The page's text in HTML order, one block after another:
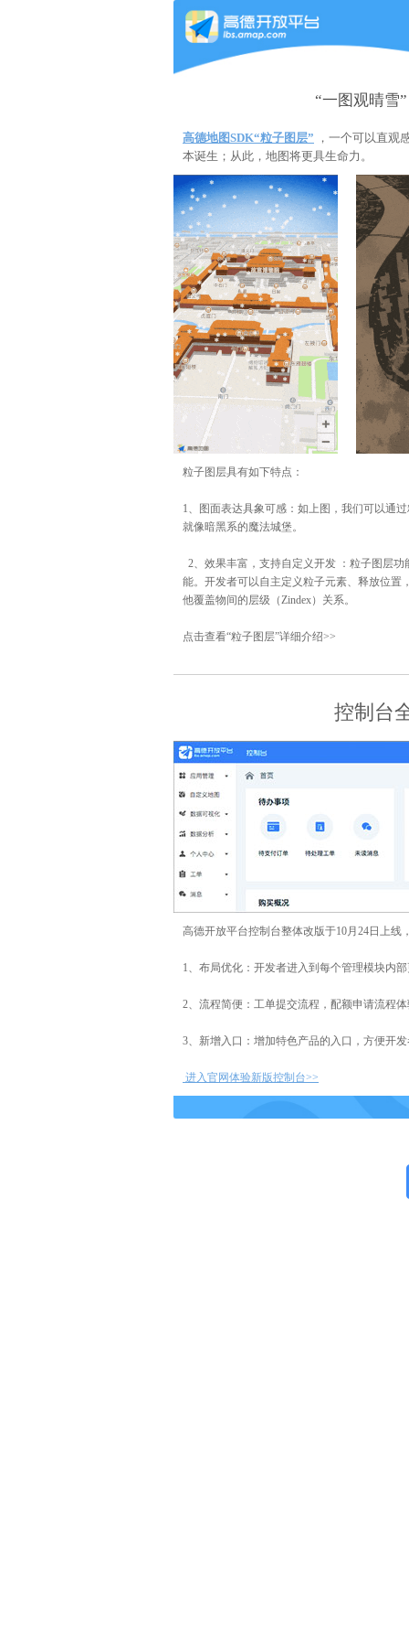
“一图观晴雪
高德地图SDK“粒子图层”
，一个可以直观
本诞生；从此，地图将更具生命力。
粒子图层具有如下特点：
1、图面表达具象可感：如上图，我们可以通
就像暗黑系的魔法城堡。
2、效果丰富，支持自定义开发 ：粒子图层
能。开发者可以自主定义粒子元素、释放位置
他覆盖物间的层级（Zindex）关系。
点击查看“粒子图层”详细介绍>>
控制台
高德开放平台控制台整体改版于10月24日上
1、布局优化：开发者进入到每个管理模块内
2、流程简便：工单提交流程，配额申请流程
3、新增入口：增加特色产品的入口，方便开
进入官网体验新版控制台>>